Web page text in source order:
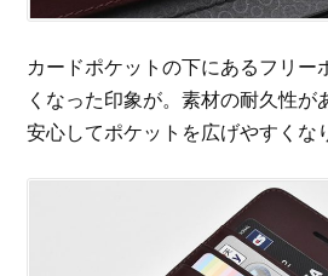
カードポケットの下にあるフリー
くなった印象が。素材の耐久性が
安心してポケットを広げやすくな